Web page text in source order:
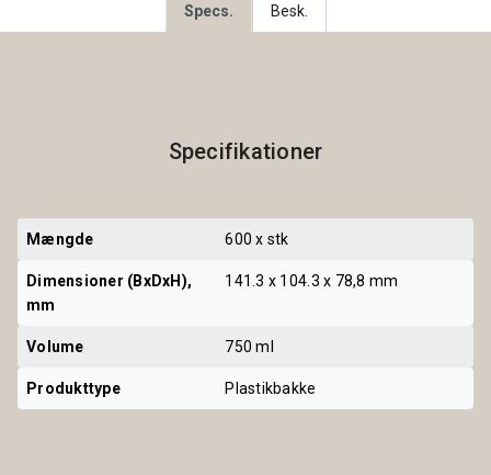
Specs. Besk.
Specifikationer
Mængde 600 x stk
Dimensioner (BxDxH),
mm
141.3 x 104.3 x 78,8 mm
Volume 750 ml
Produkttype Plastikbakke